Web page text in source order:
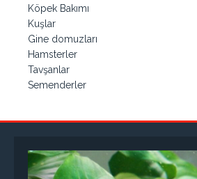
Köpek Bakımı
Kuşlar
Gine domuzları
Hamsterler
Tavşanlar
Semenderler